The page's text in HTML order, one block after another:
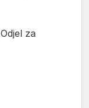
za